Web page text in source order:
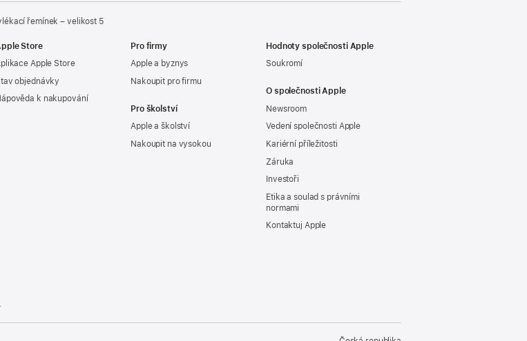
řemínek – velikost 5
Store
Apple Store
objednávky
k nakupování
Pro firmy
Apple a byznys
Nakoupit pro firmu
Pro školství
Apple a školství
Nakoupit na vysokou
Hodnoty společnosti Apple
Soukromí
O společnosti Apple
Newsroom
Vedení společnosti Apple
Kariérní příležitosti
Záruka
Investoři
Etika a soulad s právními
normami
Kontaktuj Apple
.